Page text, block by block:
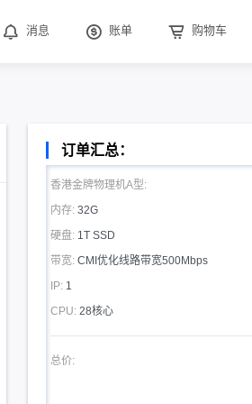
消息 账单 购物车
订单汇总：
香港金牌物理机A型:
内存: 32G
硬盘: 1T SSD
带宽: CMI优化线路带宽500Mbps
IP: 1
CPU: 28核心
总价: